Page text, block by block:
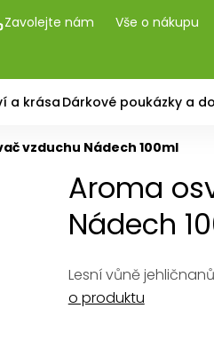
Zavolejte nám Vše o nákupu
a krása Dárkové poukázky a
vzduchu Nádech 100ml
Aroma
Nádech
Lesní vůně
o produktu